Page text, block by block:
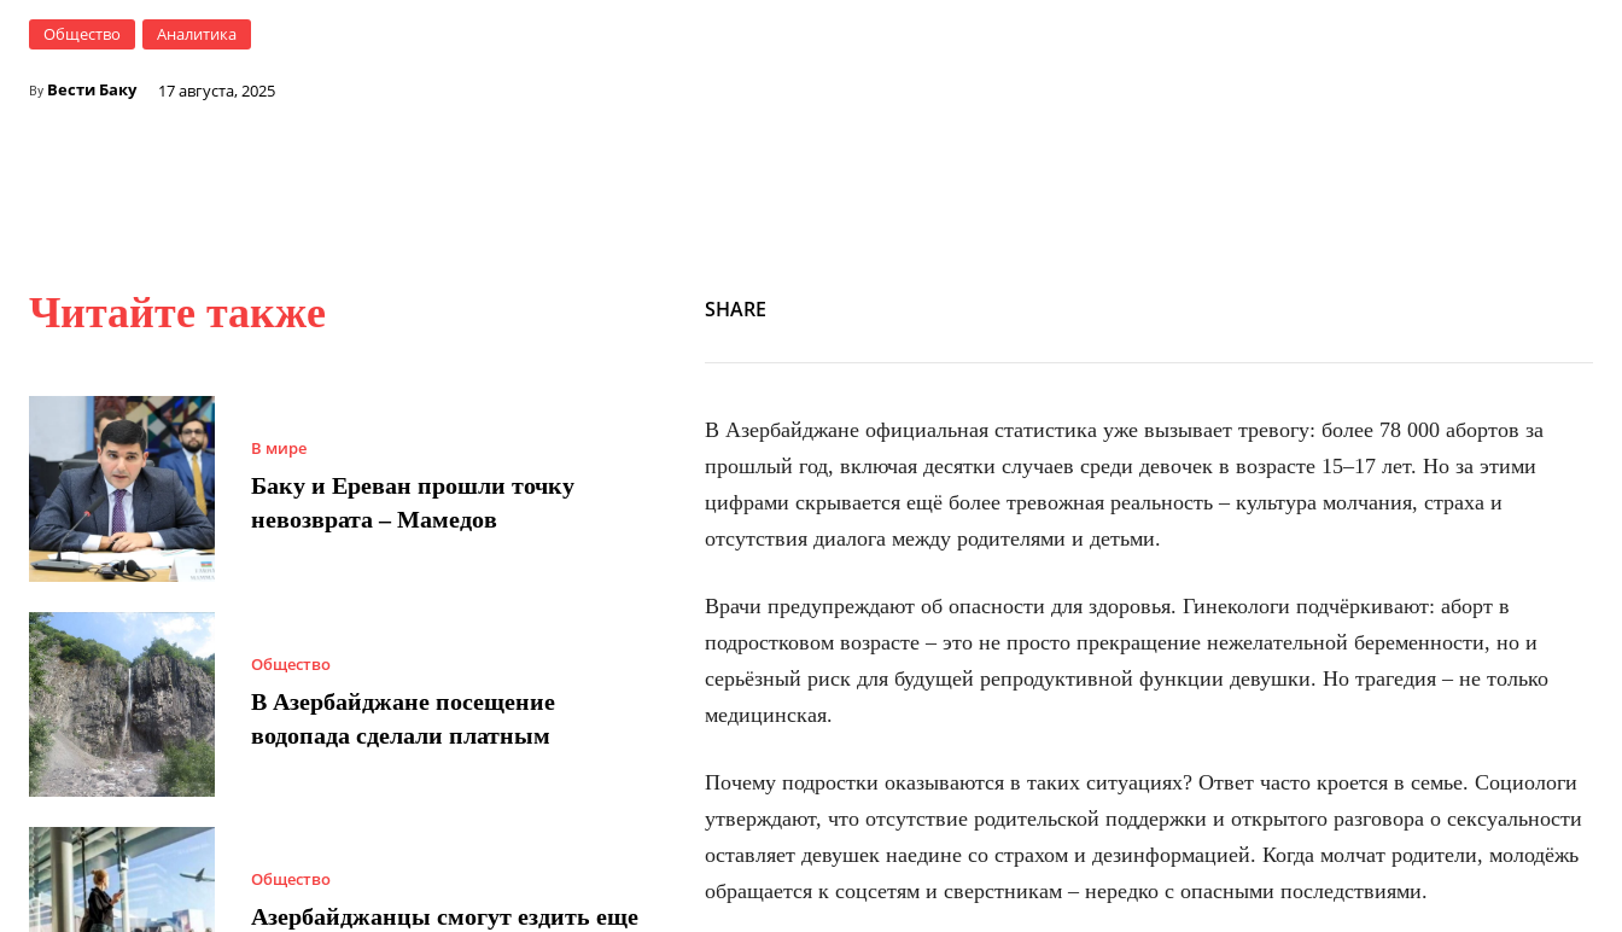
Общество Аналитика
By Вести Баку 17 августа, 2025
Читайте также
В мире
Баку и Ереван прошли точку
невозврата – Мамедов
Общество
В Азербайджане посещение
водопада сделали платным
Общество
Азербайджанцы смогут ездить еще
SHARE
В Азербайджане официальная статистика уже вызывает тревогу: более 78 000 абортов за
прошлый год, включая десятки случаев среди девочек в возрасте 15–17 лет. Но за этими
цифрами скрывается ещё более тревожная реальность – культура молчания, страха и
отсутствия диалога между родителями и детьми.
Врачи предупреждают об опасности для здоровья. Гинекологи подчёркивают: аборт в
подростковом возрасте – это не просто прекращение нежелательной беременности, но и
серьёзный риск для будущей репродуктивной функции девушки. Но трагедия – не только
медицинская.
Почему подростки оказываются в таких ситуациях? Ответ часто кроется в семье. Социологи
утверждают, что отсутствие родительской поддержки и открытого разговора о сексуальности
оставляет девушек наедине со страхом и дезинформацией. Когда молчат родители, молодёжь
обращается к соцсетям и сверстникам – нередко с опасными последствиями.